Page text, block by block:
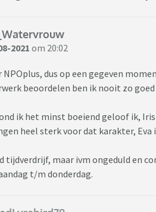
2021 om 20:02
NPOplus, dus op een gegeven
beoordelen ben ik nooit zo goed
ik het minst boeiend geloof ik,
heel sterk voor dat karakter,
tijdverdrijf, maar ivm ongeduld en
t/m donderdag.